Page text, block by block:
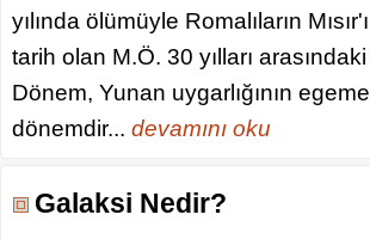
yılında ölümüyle Romalıların
tarih olan M.Ö. 30 yılları
Dönem, Yunan uygarlığının
dönemdir... devamını oku
Galaksi Nedir?